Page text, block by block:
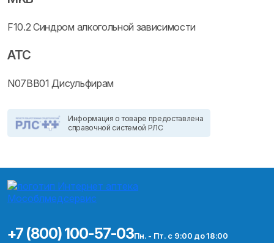
F10.2 Синдром алкогольной зависимости
ATC
N07BB01 Дисульфирам
Информация о товаре предоставлена
справочной системой РЛС
+7 (800) 100-57-03Пн. - Пт. с 9:00 до 18:00